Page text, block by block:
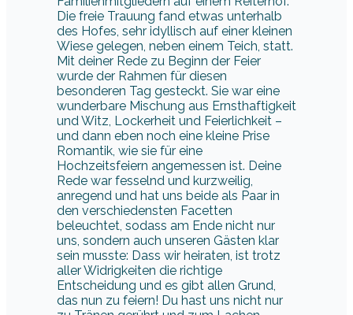
Die freie Trauung fand etwas unterhalb
des Hofes, sehr idyllisch auf einer kleinen
Wiese gelegen, neben einem Teich, statt.
Mit deiner Rede zu Beginn der Feier
wurde der Rahmen für diesen
besonderen Tag gesteckt. Sie war eine
wunderbare Mischung aus Ernsthaftigkeit
und Witz, Lockerheit und Feierlichkeit –
und dann eben noch eine kleine Prise
Romantik, wie sie für eine
Hochzeitsfeiern angemessen ist. Deine
Rede war fesselnd und kurzweilig,
anregend und hat uns beide als Paar in
den verschiedensten Facetten
beleuchtet, sodass am Ende nicht nur
uns, sondern auch unseren Gästen klar
sein musste: Dass wir heiraten, ist trotz
aller Widrigkeiten die richtige
Entscheidung und es gibt allen Grund,
das nun zu feiern! Du hast uns nicht nur